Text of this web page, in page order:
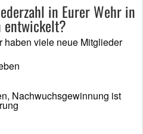
in Eurer Wehr in
entwickelt?
haben viele neue Mitglieder
Nachwuchsgewinnung ist